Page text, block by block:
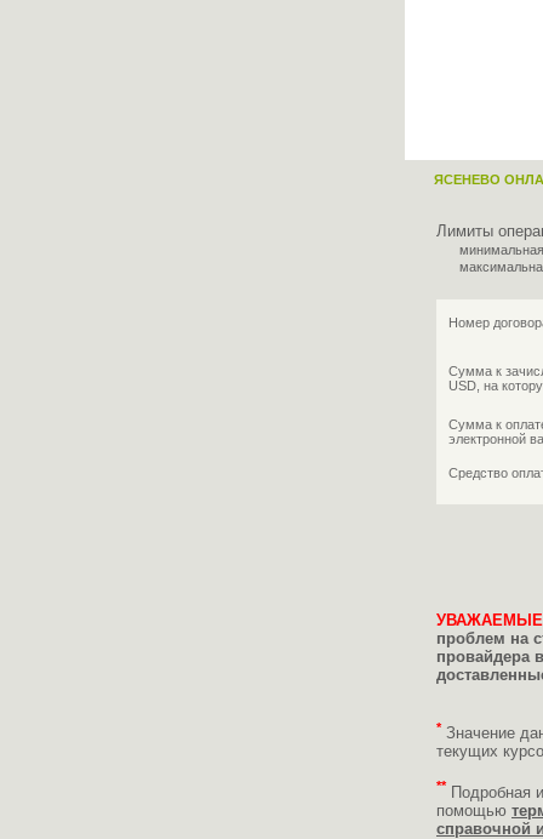
ЯСЕНЕВО
Лимиты
Номер
Сумма к
USD, на
Сумма к
электронной
Средство
проблем на
провайдера
* Значение
текущих
** Подробная
помощью
справочной